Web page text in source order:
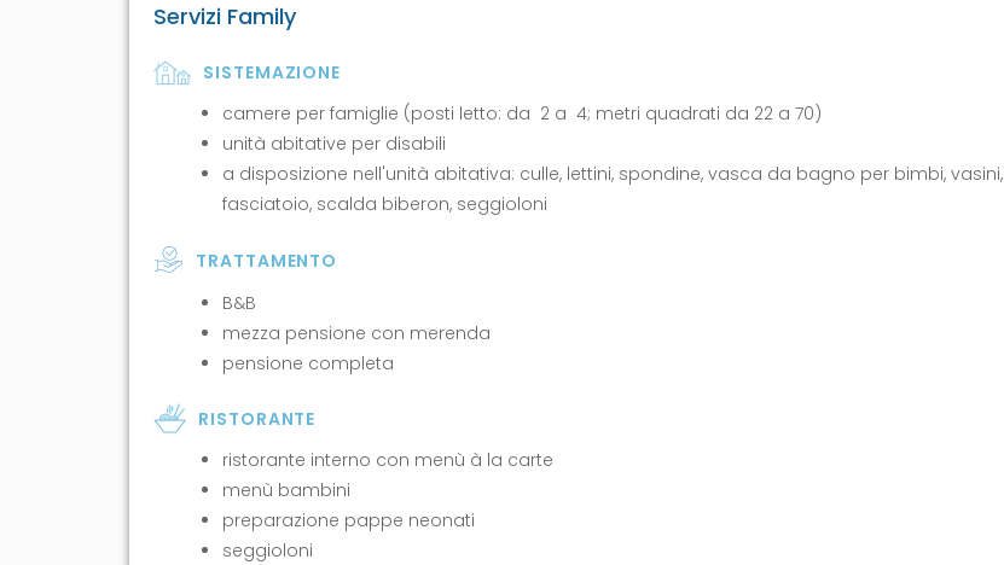
Servizi Family
SISTEMAZIONE
camere per famiglie (posti letto: da 2 a 4; metri quadrati da 22 a 70)
unità abitative per disabili
a disposizione nell'unità abitativa: culle, lettini, spondine, vasca da bagno per bimbi, vasini,
fasciatoio, scalda biberon, seggioloni
TRATTAMENTO
B&B
mezza pensione con merenda
pensione completa
RISTORANTE
ristorante interno con menù à la carte
menù bambini
preparazione pappe neonati
seggioloni